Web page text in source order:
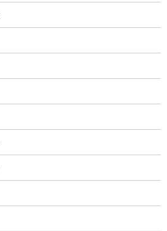
能ＩＴ研究所
メディア